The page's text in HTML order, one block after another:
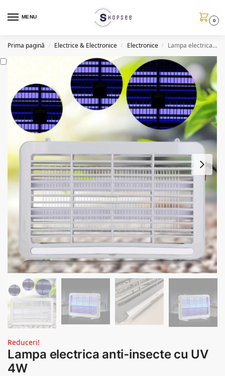
MENU
0
Prima pagină / Electrice & Electronice / Electronice / Lampa electrica anti-insecte cu UV 4W
Reduceri!
Lampa electrica anti-insecte cu UV
4W